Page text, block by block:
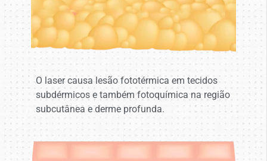
O laser causa lesão fototérmica em tecidos
subdérmicos e também fotoquímica na região
subcutânea e derme profunda.